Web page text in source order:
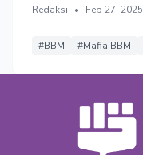
Redaksi • Feb 27, 2025
#BBM #Mafia BBM